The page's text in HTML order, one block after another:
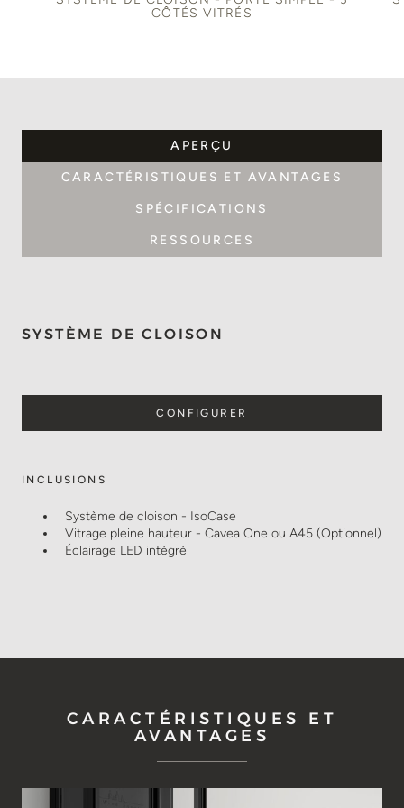
CÔTÉS VITRÉS
APERÇU
CARACTÉRISTIQUES ET AVANTAGES
SPÉCIFICATIONS
RESSOURCES
SYSTÈME DE CLOISON
CONFIGURER
INCLUSIONS
Système de cloison - IsoCase
Vitrage pleine hauteur - Cavea One ou A45 (Optionnel)
Éclairage LED intégré
CARACTÉRISTIQUES ET
AVANTAGES